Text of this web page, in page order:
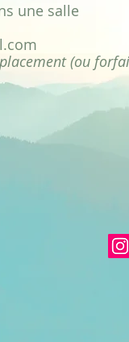
une salle
(ou